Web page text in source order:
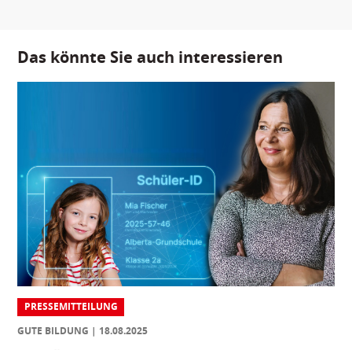
Das könnte Sie auch interessieren
PRESSEMITTEILUNG
GUTE BILDUNG
18.08.2025